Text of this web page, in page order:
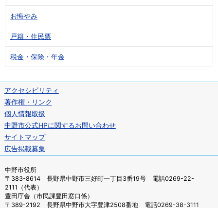
お悔やみ
戸籍・住民票
税金・保険・年金
アクセシビリティ
著作権・リンク
個人情報取扱
中野市公式HPに関するお問い合わせ
サイトマップ
広告掲載募集
中野市役所
〒383-8614 長野県中野市三好町一丁目3番19号 電話0269-22-
2111（代表）
豊田庁舎（市民課豊田窓口係）
〒389-2192 長野県中野市大字豊津2508番地 電話0269-38-3111